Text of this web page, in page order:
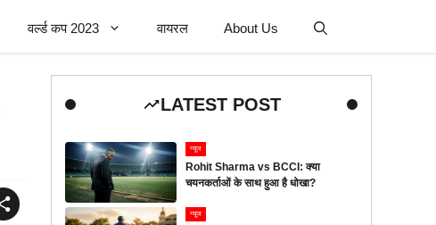
वर्ल्ड कप 2023 वायरल About Us
LATEST POST
न्यूज
Rohit Sharma vs BCCI: क्या
चयनकर्ताओं के साथ हुआ है धोखा?
न्यूज